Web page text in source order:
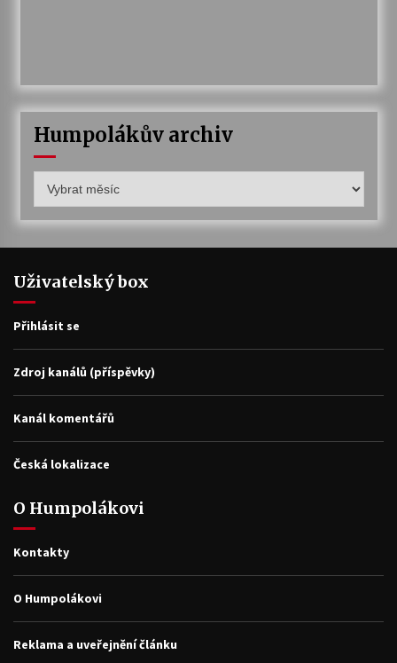
Humpolákův archiv
archiv
Uživatelský box
Přihlásit se
Zdroj kanálů (příspěvky)
Kanál komentářů
Česká lokalizace
O Humpolákovi
Kontakty
O Humpolákovi
Reklama a uveřejnění článku